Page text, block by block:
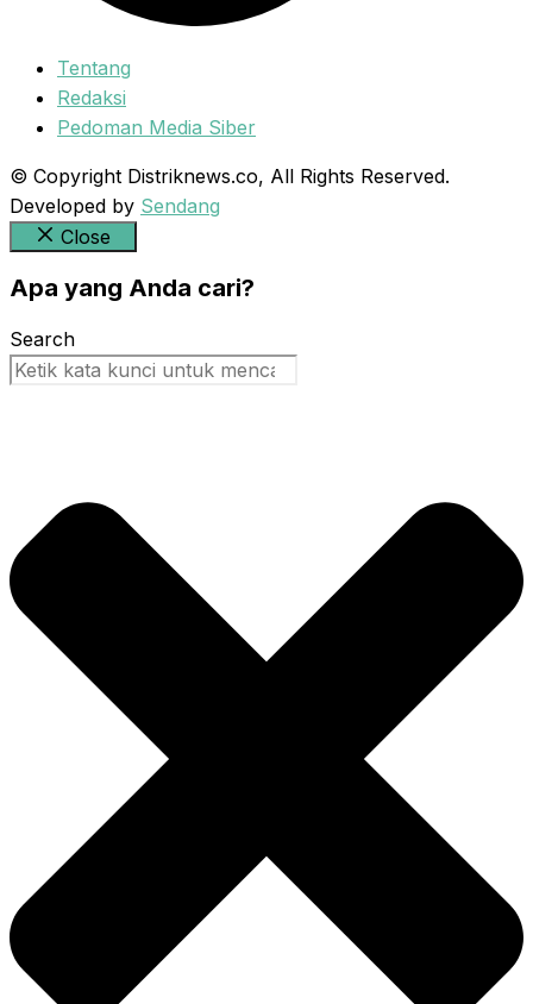
Tentang
Redaksi
Pedoman Media Siber
© Copyright Distriknews.co, All Rights Reserved.
Developed by Sendang
Close
Apa yang Anda cari?
Search